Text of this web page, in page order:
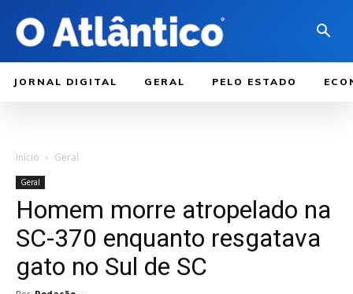
JORNAL DIGITAL GERAL PELO ESTADO
Início Geral
Geral
Homem morre atropelado na
SC-370 enquanto resgatava
gato no Sul de SC